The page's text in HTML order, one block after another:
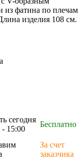
из фатина по плечам
изделия 108 см.
сегодня
- 15:00
Бесплатно
За счет
заказчика